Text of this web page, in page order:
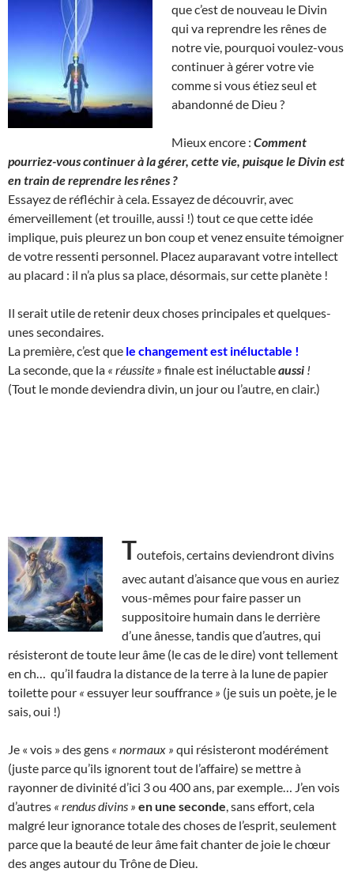
que c’est de nouveau le Divin
qui va reprendre les rênes de
notre vie, pourquoi voulez-vous
continuer à gérer votre vie
comme si vous étiez seul et
abandonné de Dieu ?
Mieux encore : Comment
pourriez-vous continuer à la gérer, cette vie, puisque le Divin est
en train de reprendre les rênes ?
Essayez de réfléchir à cela. Essayez de découvrir, avec
émerveillement (et trouille, aussi !) tout ce que cette idée
implique, puis pleurez un bon coup et venez ensuite témoigner
de votre ressenti personnel. Placez auparavant votre intellect
au placard : il n’a plus sa place, désormais, sur cette planète !
Il serait utile de retenir deux choses principales et quelques-
unes secondaires.
La première, c’est que le changement est inéluctable !
La seconde, que la « réussite » finale est inéluctableaussi !
(Tout le monde deviendra divin, un jour ou l’autre, en clair.)
Toutefois, certains deviendront divins
avec autant d’aisance que vous en auriez
vous-mêmes pour faire passer un
suppositoire humain dans le derrière
d’une ânesse, tandis que d’autres, qui
résisteront de toute leur âme (le cas de le dire) vont tellement
en ch… qu’il faudra la distance de la terre à la lune de papier
toilette pour « essuyer leur souffrance » (je suis un poète, je le
sais, oui !)
Je « vois » des gens « normaux » qui résisteront modérément
(juste parce qu’ils ignorent tout de l’affaire) se mettre à
rayonner de divinité d’ici 3 ou 400 ans, par exemple… J’en vois
d’autres « rendus divins » en une seconde , sans effort, cela
malgré leur ignorance totale des choses de l’esprit, seulement
parce que la beauté de leur âme fait chanter de joie le chœur
des anges autour du Trône de Dieu.